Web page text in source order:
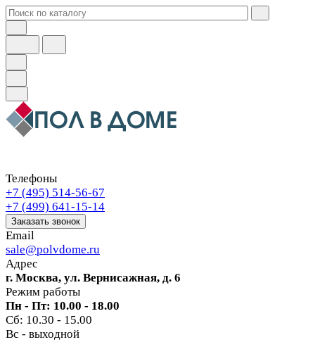
Телефоны
+7 (495) 514-56-67
+7 (499) 641-15-14
Заказать звонок
Email
sale@polvdome.ru
Адрес
г. Москва, ул. Вернисажная, д. 6
Режим работы
Пн - Пт: 10.00 - 18.00
Сб: 10.30 - 15.00
Вс - выходной